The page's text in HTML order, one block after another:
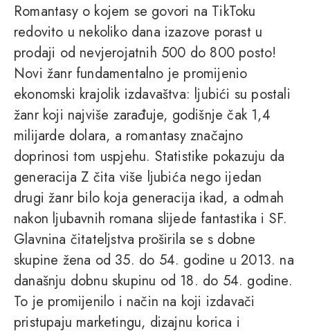
Romantasy o kojem se govori na TikToku
redovito u nekoliko dana izazove porast u
prodaji od nevjerojatnih 500 do 800 posto!
Novi žanr fundamentalno je promijenio
ekonomski krajolik izdavaštva: ljubići su postali
žanr koji najviše zarađuje, godišnje čak 1,4
milijarde dolara, a romantasy značajno
doprinosi tom uspjehu. Statistike pokazuju da
generacija Z čita više ljubića nego ijedan
drugi žanr bilo koja generacija ikad, a odmah
nakon ljubavnih romana slijede fantastika i SF.
Glavnina čitateljstva proširila se s dobne
skupine žena od 35. do 54. godine u 2013. na
današnju dobnu skupinu od 18. do 54. godine.
To je promijenilo i način na koji izdavači
pristupaju marketingu, dizajnu korica i